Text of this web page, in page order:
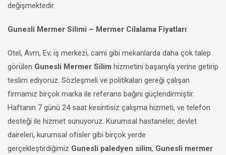
değişmektedir.
Gunesli Mermer Silimi – Mermer Cilalama Fiyatları
Otel, Avm, Ev, iş merkezi, cami gibi mekanlarda daha çok talep
görülen Gunesli Mermer Silim hizmetini başarıyla yerine getirip
teslim ediyoruz. Sözleşmeli ve politikaları gereği çalışan
firmamız birçok marka ile referans bağını güçlendirmiştir.
Haftanın 7 günü 24 saat kesintisiz çalışma hizmeti, ve telefon
desteği ile hizmet sunuyoruz. Kurumsal hastaneler, devlet
daireleri, kurumsal ofisler gibi birçok yerde
gerçekleştirdiğimiz Gunesli paledyen silim, Gunesli mermer